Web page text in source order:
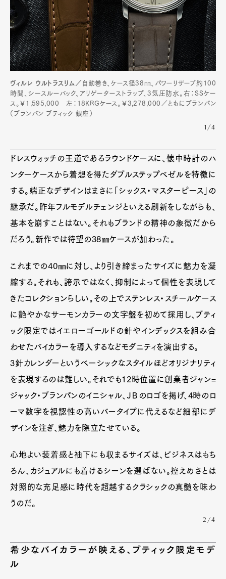
ProductCultureLifestyle
Pen Membership
Magazine
Official Columnist
About
Contact
Pen international
ヴィルレ ウルトラスリム／ 自動巻き、ケース径38㎜、パワーリザーブ約100
時間、シースルーバック、アリゲーターストラップ、3気圧防水。右：SSケー
ス。￥1,595,000 左：18KRGケース。￥3,278,000／ともにブランパン
（ブランパン ブティック 銀座）
1/4
ドレスウォッチの王道であるラウンドケースに、懐中時計のハ
ンターケースから着想を得たダブルステップベゼルを特徴に
する。端正なデザインはまさに「シックス・マスターピース」の
継承だ。昨年フルモデルチェンジといえる刷新をしながらも、
基本を崩すことはない。それもブランドの精神の象徴だから
だろう。新作では待望の38㎜ケースが加わった。
これまでの40㎜に対し、より引き締まったサイズに魅力を凝
縮する。それも、誇示ではなく、抑制によって個性を表現して
きたコレクションらしい。その上でステンレス・スチールケース
に艶やかなサーモンカラーの文字盤を初めて採用し、ブティ
ック限定ではイエローゴールドの針やインデックスを組み合
わせたバイカラーを導入するなどモダニティを演出する。
3針カレンダーというベーシックなスタイルほどオリジナリティ
を表現するのは難しい。それでも12時位置に創業者ジャン=
ジャック・ブランパンのイニシャル、ＪＢのロゴを掲げ、4時のロ
ーマ数字を視認性の高いバータイプに代えるなど細部にデ
ザインを注ぎ、魅力を際立たせている。
心地よい装着感と袖下にも収まるサイズは、ビジネスはもち
ろん、カジュアルにも着けるシーンを選ばない。控えめさとは
対照的な充足感に時代を超越するクラシックの真髄を味わ
うのだ。
2/4
希少なバイカラーが映える、ブティック限定モデ
ル